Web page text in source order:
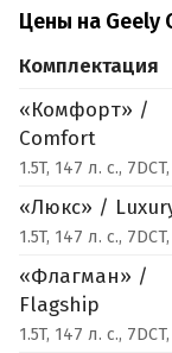
Цены на Geely
Комплектация
«Комфорт» /
Comfort
1.5T, 147 л. с.,
«Люкс» /
1.5T, 147 л. с.,
«Флагман» /
Flagship
1.5T, 147 л. с.,